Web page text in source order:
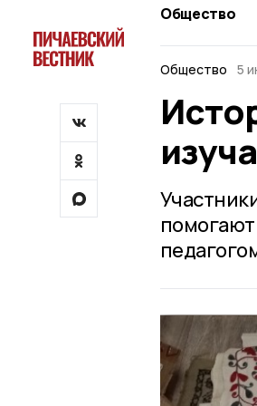
Общество
Общество 5